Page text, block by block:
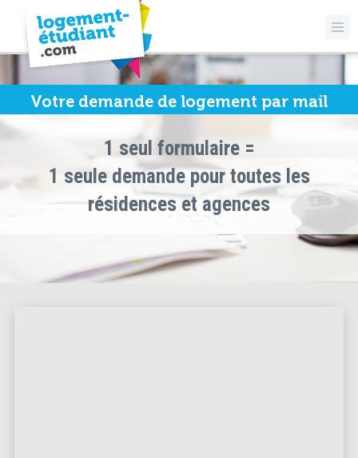
Votre demande de logement par mail
1 seul formulaire =
1 seule demande pour toutes les
résidences et agences